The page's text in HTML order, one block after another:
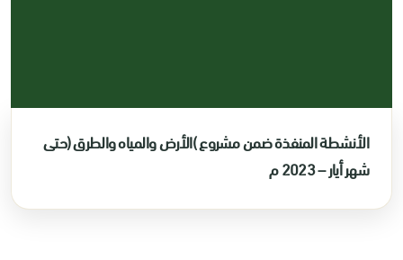
الأنشطة المنفذة ضمن مشروع )الأرض والمياه والطرق (حتى
شهر أيار – 2023 م